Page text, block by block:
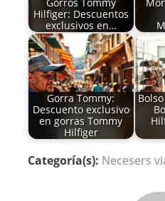
Gorros Tommy
Hilfiger: Descuentos
exclusivos en…
Gorra Tommy:
Descuento exclusivo
en gorras Tommy
Hilfiger
Categoría(s): Necesers